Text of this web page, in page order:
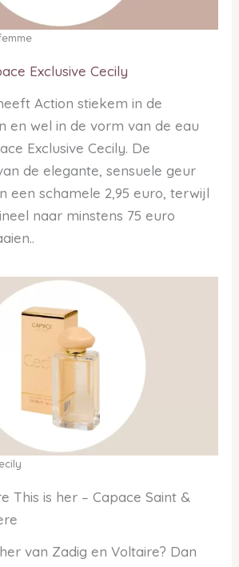
Exclusive Cecily
Action stiekem in de
en wel in de vorm van de eau
Exclusive Cecily. De
de elegante, sensuele geur
een schamele 2,95 euro, terwijl
naar minstens 75 euro
This is her – Capace Saint &
van Zadig en Voltaire? Dan